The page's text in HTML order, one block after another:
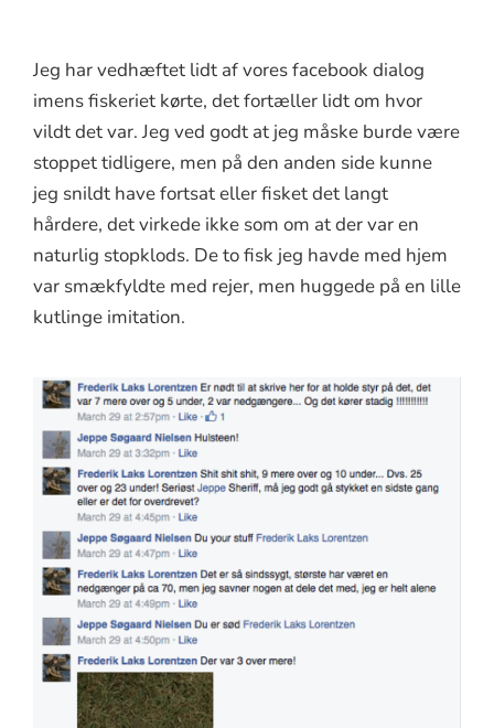
Jeg har vedhæftet lidt af vores facebook dialog
imens fiskeriet kørte, det fortæller lidt om hvor
vildt det var. Jeg ved godt at jeg måske burde være
stoppet tidligere, men på den anden side kunne
jeg snildt have fortsat eller fisket det langt
hårdere, det virkede ikke som om at der var en
naturlig stopklods. De to fisk jeg havde med hjem
var smækfyldte med rejer, men huggede på en lille
kutlinge imitation.